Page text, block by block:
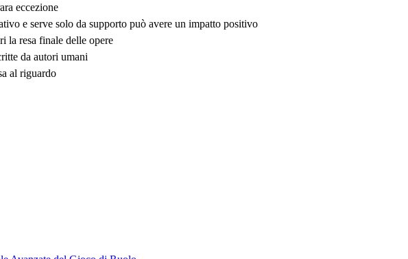
eccezione
e serve solo da supporto può avere un impatto positivo
la resa finale delle opere
da autori umani
al riguardo